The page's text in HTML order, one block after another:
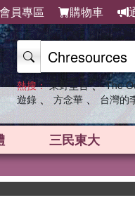
會員專區 購物車
熱搜： 東野圭吾 、 The
遊錄 、 方念華 、 台灣的
三民東大